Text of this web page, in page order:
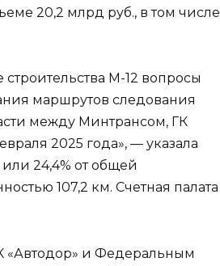
20,2 млрд руб., в том числе
М-12 вопросы
маршрутов следования
между Минтрансом, ГК
2025 года», — указала
24,4% от общей
107,2 км. Счетная палата
«Автодор» и Федеральным